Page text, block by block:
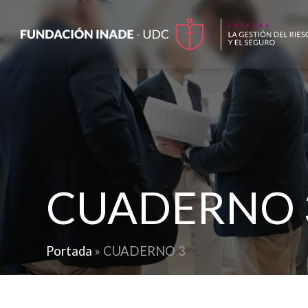
CUADERNO
Portada » CUADERNO 3